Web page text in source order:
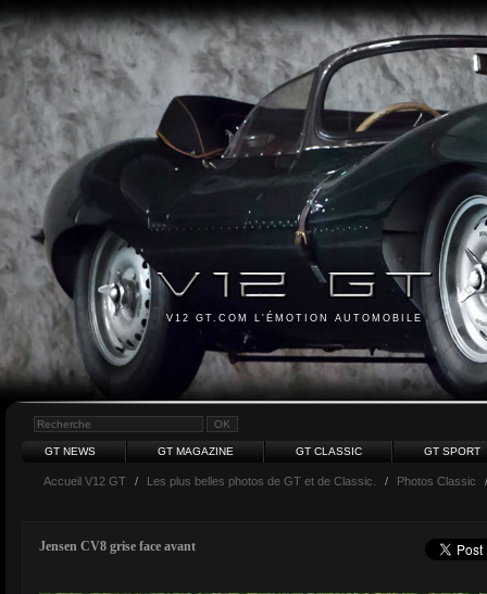
V12 GT.COM L'ÉMOTION AUTOMOBILE
GT NEWS GT MAGAZINE GT CLASSIC GT SPORT
Accueil V12 GT / Les plus belles photos de GT et de Classic. / Photos Classic
Jensen CV8 grise face avant